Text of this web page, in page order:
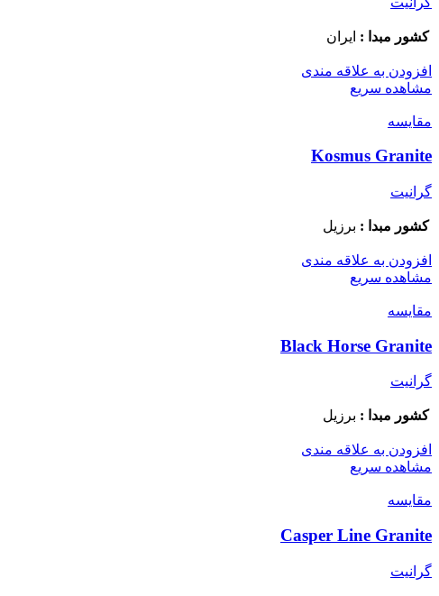
کشور مبدا : ایران
افزودن به علاقه مندی
مشاهده سریع
مقایسه
Kosmus Granite
گرانیت
کشور مبدا : برزیل
افزودن به علاقه مندی
مشاهده سریع
مقایسه
Black Horse Granite
گرانیت
کشور مبدا : برزیل
افزودن به علاقه مندی
مشاهده سریع
مقایسه
Casper Line Granite
گرانیت